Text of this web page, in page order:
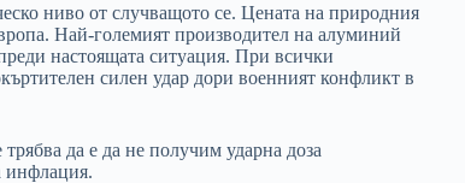
ниво от случващото се. Цената на природния
Най-големият производител на алуминий
настоящата ситуация. При всички
силен удар дори военният конфликт в
да е да не получим ударна доза
инфлация.